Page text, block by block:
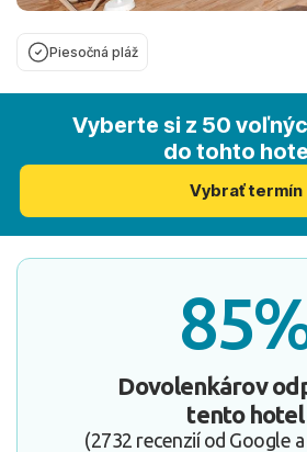
Piesočná pláž
Vyberte si z 50
do tohto
Vybrať termín
Dovolenkárov
tento hotel
(2732 recenzií od Google